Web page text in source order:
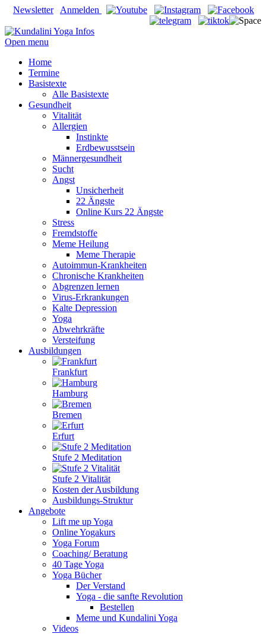
Newsletter Anmelden
Open menu
Home
Termine
Basistexte
Alle Basistexte
Gesundheit
Vitalität
Allergien
Instinkte
Erdbewusstsein
Männergesundheit
Sucht
Angst
Unsicherheit
22 Ängste
Online Kurs 22 Ängste
Stress
Fremdstoffe
Meme Heilung
Meme Therapie
Autoimmun-Krankheiten
Chronische Krankheiten
Abgrenzen lernen
Virus-Erkrankungen
Kalte Depression
Yoga
Abwehrkräfte
Versteifung
Ausbildungen
Frankfurt
Hamburg
Bremen
Erfurt
Stufe 2 Meditation
Stufe 2 Vitalität
Kosten der Ausbildung
Ausbildungs-Struktur
Angebote
Lift me up Yoga
Online Yogakurs
Yoga Forum
Coaching/ Beratung
40 Tage Yoga
Yoga Bücher
Der Verstand
Yoga - die sanfte Revolution
Bestellen
Meme und Kundalini Yoga
Videos